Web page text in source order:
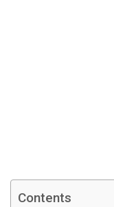
Contents